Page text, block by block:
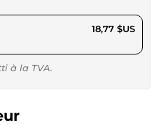
$US 18,77 $US
à la TVA.